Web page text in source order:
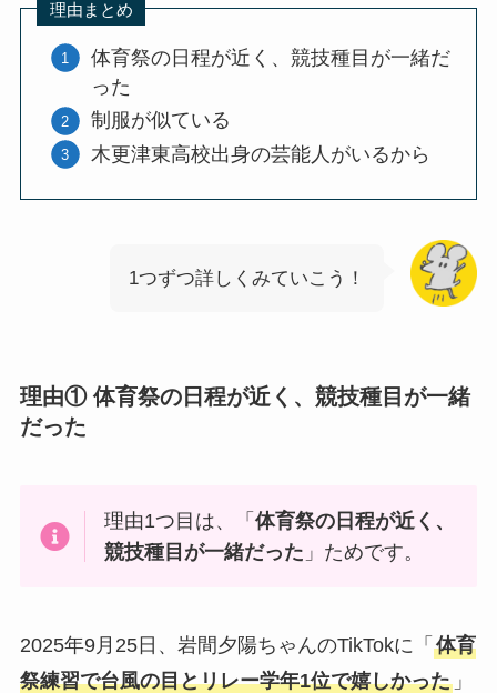
理由まとめ
体育祭の日程が近く、競技種目が一緒だ
った
制服が似ている
木更津東高校出身の芸能人がいるから
1つずつ詳しくみていこう！
理由① 体育祭の日程が近く、競技種目が一緒
だった
理由1つ目は、「体育祭の日程が近く、
競技種目が一緒だった 」ためです。
2025年9月25日、岩間夕陽ちゃんのTikTokに「 体育
祭練習で台風の目とリレー学年1位で嬉しかった」